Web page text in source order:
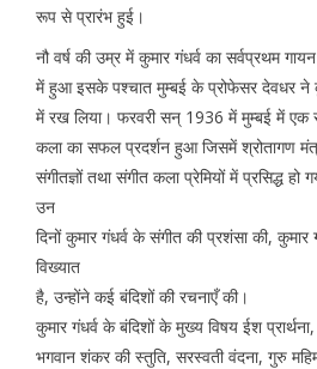
रूप से प्रारंभ हुई।
नौ वर्ष की उम्र में कुमार गंधर्व का सर्वप्रथम
में हुआ इसके पश्चात मुम्बई के प्रोफेसर देवधर ने
में रख लिया। फरवरी सन् 1936 में मुम्बई में एक
कला का सफल प्रदर्शन हुआ जिसमें श्रोतागण
संगीतज्ञों तथा संगीत कला प्रेमियों में प्रसिद्ध
उन
दिनों कुमार गंधर्व के संगीत की प्रशंसा की, कुमार
विख्यात
है, उन्होंने कई बंदिशों की रचनाएँ की।
कुमार गंधर्व के बंदिशों के मुख्य विषय ईश प्रार्थना,
भगवान शंकर की स्तुति, सरस्वती वंदना, गुरु